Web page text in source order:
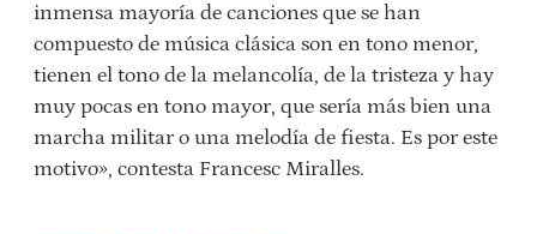
inmensa mayoría de canciones que se han
compuesto de música clásica son en tono menor,
tienen el tono de la melancolía, de la tristeza y hay
muy pocas en tono mayor, que sería más bien una
marcha militar o una melodía de fiesta. Es por este
motivo», contesta Francesc Miralles.